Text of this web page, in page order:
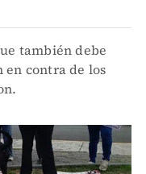
también debe
en contra de los